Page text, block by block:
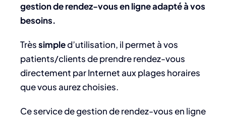
gestion de rendez-vous en ligne adapté à vos
besoins.
Trèssimpled’utilisation, il permet à vos
patients/clients de prendre rendez-vous
directement par Internet aux plages horaires
que vous aurez choisies.
Ce service de gestion de rendez-vous en ligne